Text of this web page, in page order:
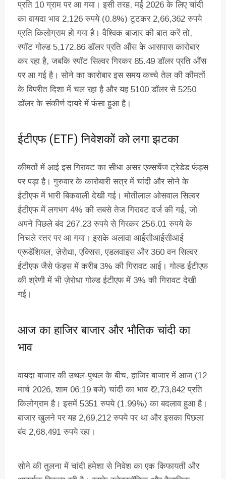
प्रति 10 ग्राम पर आ गया। इसी तरह, मई 2026 के लिए चांदी
का वायदा भाव 2,126 रुपये (0.8%) टूटकर 2,66,362 रुपये
प्रति किलोग्राम हो गया है। वैश्विक बाजार की बात करें तो,
स्पॉट गोल्ड 5,172.86 डॉलर प्रति औंस के आसपास कारोबार
कर रहा है, जबकि स्पॉट सिल्वर गिरकर 85.49 डॉलर प्रति औंस
पर आ गई है। सोने का कारोबार इस समय कच्चे तेल की कीमतों
के विपरीत दिशा में चल रहा है और यह 5100 डॉलर से 5250
डॉलर के संकीर्ण दायरे में फंसा हुआ है।
ईटीएफ (ETF) निवेशकों को लगा झटका
कीमतों में आई इस गिरावट का सीधा असर एक्सचेंज ट्रेडेड फंड्स
पर पड़ा है। गुरुवार के कारोबारी सत्र में चांदी और सोने के
ईटीएफ में भारी बिकवाली देखी गई। मोतीलाल ओसवाल सिल्वर
ईटीएफ में लगभग 4% की सबसे तेज गिरावट दर्ज की गई, जो
अपने पिछले बंद 267.23 रुपये से गिरकर 256.01 रुपये के
निचले स्तर पर आ गया। इसके अलावा आईसीआईसीआई
प्रूडेंशियल, ज़ेरोधा, एक्सिस, एडलवाइस और 360 वन सिल्वर
ईटीएफ जैसे फंड्स में करीब 3% की गिरावट आई। गोल्ड ईटीएफ
की श्रेणी में भी ज़ेरोधा गोल्ड ईटीएफ में 3% की गिरावट देखी
गई।
आज का हाजिर बाजार और भौतिक चांदी का
भाव
वायदा बाजार की उथल-पुथल के बीच, हाजिर बाजार में आज (12
मार्च 2026, शाम 06:19 बजे) चांदी का भाव ₹ 2,73,842 प्रति
किलोग्राम है। इसमें 5351 रुपये (1.99%) का बदलाव हुआ है।
बाजार खुलने पर यह 2,69,212 रुपये पर था और इसका पिछला
बंद 2,68,491 रुपये रहा।
सोने की तुलना में चांदी हमेशा से निवेश का एक किफायती और